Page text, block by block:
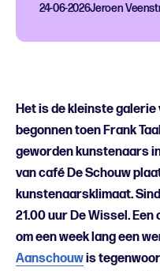
24-06-2026Jeroen
Het is de kleinste galerie
begonnen toen Frank
geworden kunstenaars
van café De Schouw
kunstenaarsklimaat.
21.00 uur De Wissel.
om een week lang een
Aanschouwis